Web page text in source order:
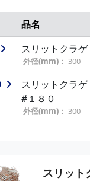
スミ
粒度(#)：
スミ
粒度(#)：
スミＴ
品名
スリットクラ
外径(mm)： 300
スリットクラ
#１８０
外径(mm)： 300
スリッ